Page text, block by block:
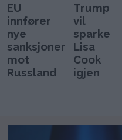
EU
innfører
nye
sanksjoner
mot
Russland
Trump
vil
sparke
Lisa
Cook
igjen